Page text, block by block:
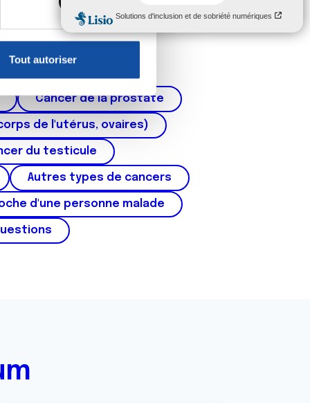
reportez-vous à lasection «
sur les cookies.
informations que
Tout autoriser
Cancer de la prostate
de l'utérus, ovaires)
du testicule
Autres types de cancers
d'une personne malade